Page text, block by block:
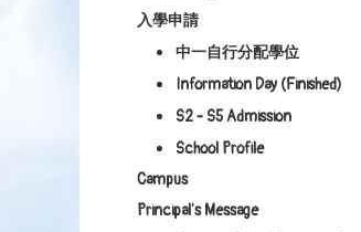
入學申請
中一自行分配學位
Information Day (Finished)
S2 - S5 Admission
School Profile
Campus
Principal's Message